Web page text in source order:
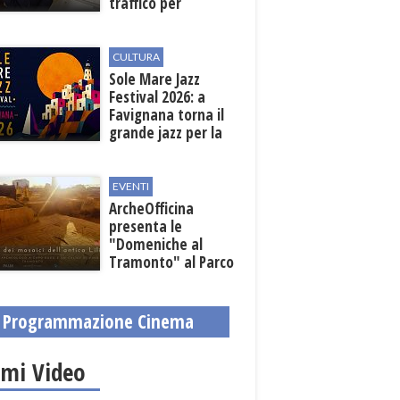
all'aeroporto
CULTURA
Sole Mare Jazz
Festival 2026: a
Favignana torna il
grande jazz per la
EVENTI
ArcheOfficina
presenta le
"Domeniche al
Tramonto" al Parco
Programmazione Cinema
Video